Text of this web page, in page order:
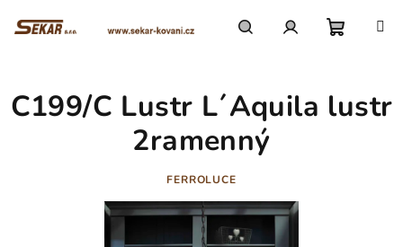
košík
C199/C Lustr L´Aquila lustr
2ramenný
FERROLUCE